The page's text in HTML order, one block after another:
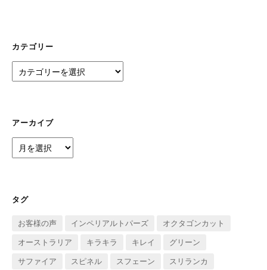
カテゴリー
テ
ー
アーカイブ
ー
ブ
タグ
お客様の声 インペリアルトパーズ
オクタゴンカット
オーストラリア
キラキラ キレイ
グリーン
サファイア
スピネル スフェーン スリランカ